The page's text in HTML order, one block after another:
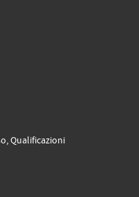
,Qualificazioni